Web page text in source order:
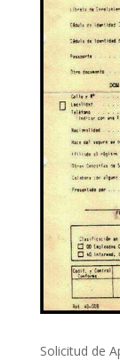
Solicitud de